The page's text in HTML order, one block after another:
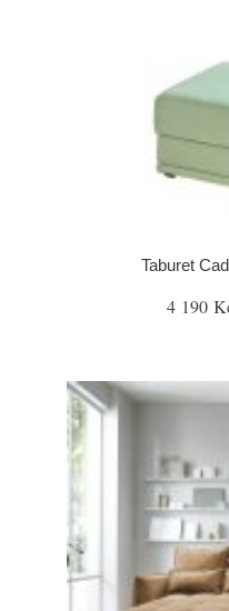
Taburet
4 190